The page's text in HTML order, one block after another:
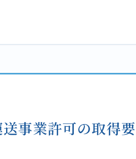
事業許可の取得